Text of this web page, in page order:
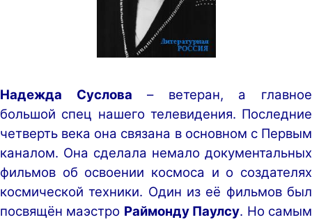
Надежда Суслова – ветеран, а главное
большой спец нашего телевидения. Последние
четверть века она связана в основном с Первым
каналом. Она сделала немало документальных
фильмов об освоении космоса и о создателях
космической техники. Один из её фильмов был
посвящён маэстро Раймонду Паулсу. Но самым